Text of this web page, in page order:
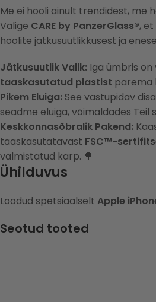
Me ei hooli ainult trendidest, me
Valige CARE by PanzerGlass®,
hoolite jätkusuutlikkusest ja
Jätkusuutlik Valik: Iga ümbris
taaskasutatud plastist parema
Pikem Eluiga: See vastupidav
seadme eluiga, võimaldades Teil
Keskkonnasõbralik Pakend:
taaskasutatavast FSC™-
valmistatud karp. 🌳
Ühilduvus
Loodud spetsiaalselt Apple
Seotud tooted